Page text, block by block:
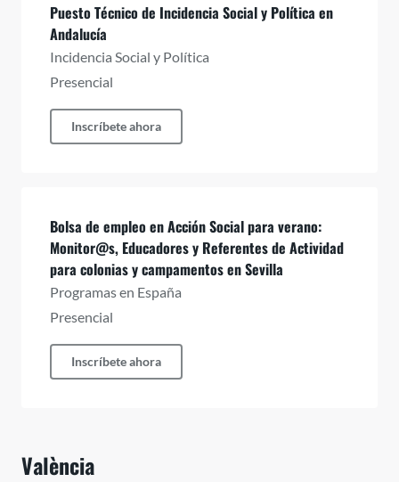
Puesto Técnico de Incidencia Social y Política en
Andalucía
Incidencia Social y Política
Presencial
Inscríbete ahora
Bolsa de empleo en Acción Social para verano:
Monitor@s, Educadores y Referentes de Actividad
para colonias y campamentos en Sevilla
Programas en España
Presencial
Inscríbete ahora
València